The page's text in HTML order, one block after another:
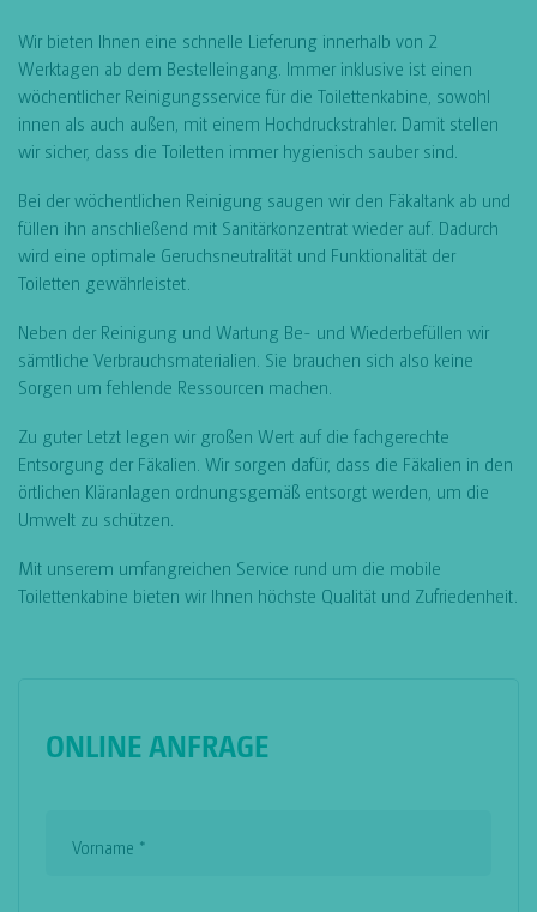
Wir bieten Ihnen eine schnelle Lieferung innerhalb von 2
Werktagen ab dem Bestelleingang. Immer inklusive ist einen
wöchentlicher Reinigungsservice für die Toilettenkabine, sowohl
innen als auch außen, mit einem Hochdruckstrahler. Damit stellen
wir sicher, dass die Toiletten immer hygienisch sauber sind.
Bei der wöchentlichen Reinigung saugen wir den Fäkaltank ab und
füllen ihn anschließend mit Sanitärkonzentrat wieder auf. Dadurch
wird eine optimale Geruchsneutralität und Funktionalität der
Toiletten gewährleistet.
Neben der Reinigung und Wartung Be- und Wiederbefüllen wir
sämtliche Verbrauchsmaterialien. Sie brauchen sich also keine
Sorgen um fehlende Ressourcen machen.
Zu guter Letzt legen wir großen Wert auf die fachgerechte
Entsorgung der Fäkalien. Wir sorgen dafür, dass die Fäkalien in den
örtlichen Kläranlagen ordnungsgemäß entsorgt werden, um die
Umwelt zu schützen.
Mit unserem umfangreichen Service rund um die mobile
Toilettenkabine bieten wir Ihnen höchste Qualität und Zufriedenheit.
ONLINE ANFRAGE
Vorname *